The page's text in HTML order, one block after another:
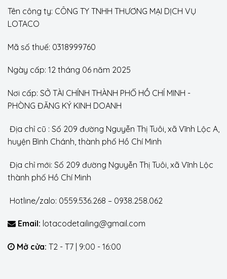
Tên công ty: CÔNG TY TNHH THƯƠNG MẠI DỊCH VỤ
LOTACO
Mã số thuế: 0318999760
Ngày cấp: 12 tháng 06 năm 2025
Nơi cấp: SỞ TÀI CHÍNH THÀNH PHỐ HỒ CHÍ MINH -
PHÒNG ĐĂNG KÝ KINH DOANH
Địa chỉ cũ : Số 209 đường Nguyễn Thị Tuôi, xã Vĩnh Lộc A,
huyện Bình Chánh, thành phố Hồ Chí Minh
Địa chỉ mới: Số 209 đường Nguyễn Thị Tuôi, xã Vĩnh Lộc
thành phố Hồ Chí Minh
Hotline/zalo: 0559.536.268 – 0938.258.062
Email: lotacodetailing@gmail.com
Mở cửa: T2 - T7 | 9:00 - 16:00